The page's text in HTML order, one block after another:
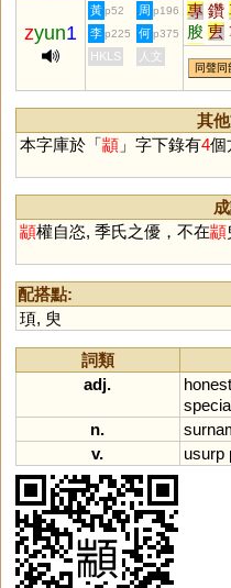
zyun1
黃 p52 周 p196 專 鑽
朘 叀
剸 躦
李 p225 何 p375
HKLS 人文
同聲同
其
本字庫於「顓」字下錄有4個
顓權自恣, 季氏之優，不在顓
配搭點:
頊, 臾
詞類
adj.
honest
n.
v.
usurp